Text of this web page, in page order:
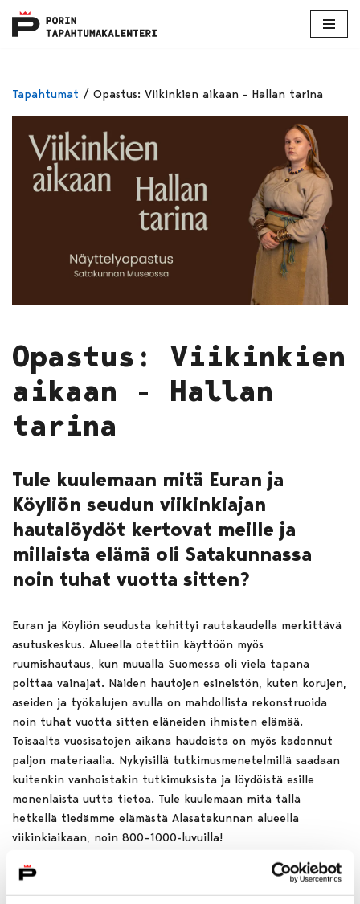
Tapahtumat / Opastus: Viikinkien aikaan - Hallan tarina
Opastus: Viikinkien
aikaan - Hallan
tarina
Tule kuulemaan mitä Euran ja
Köyliön seudun viikinkiajan
hautalöydöt kertovat meille ja
millaista elämä oli Satakunnassa
noin tuhat vuotta sitten?
Euran ja Köyliön seudusta kehittyi rautakaudella merkittävä
asutuskeskus. Alueella otettiin käyttöön myös
ruumishautaus, kun muualla Suomessa oli vielä tapana
polttaa vainajat. Näiden hautojen esineistön, kuten korujen,
aseiden ja työkalujen avulla on mahdollista rekonstruoida
noin tuhat vuotta sitten eläneiden ihmisten elämää.
Toisaalta vuosisatojen aikana haudoista on myös kadonnut
paljon materiaalia. Nykyisillä tutkimusmenetelmillä saadaan
kuitenkin vanhoistakin tutkimuksista ja löydöistä esille
monenlaista uutta tietoa. Tule kuulemaan mitä tällä
hetkellä tiedämme elämästä Alasatakunnan alueella
viikinkiaikaan, noin 800–1000-luvuilla!
Oppaana museo-opas. Kesto noin tunnin.